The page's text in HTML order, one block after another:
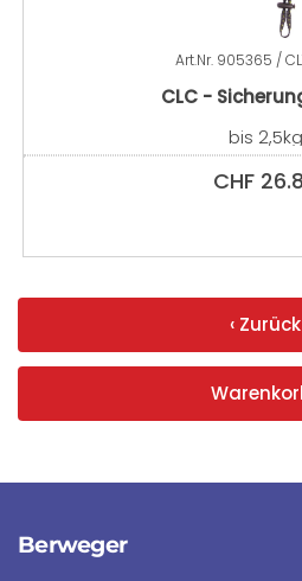
Art.Nr. 905365 /
CLC -
bis 2,5kg
CHF
‹ Zurück
Berweger